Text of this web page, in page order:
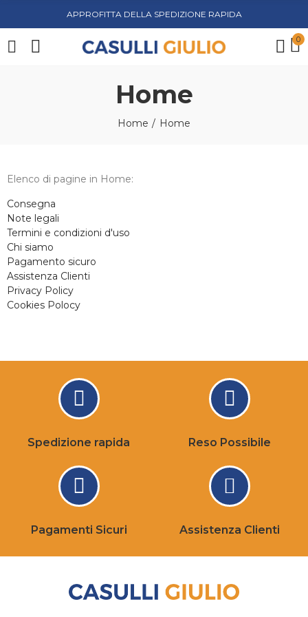
APPROFITTA DELLA SPEDIZIONE RAPIDA
0
Home
Home Home
Elenco di pagine in Home:
Consegna
Note legali
Termini e condizioni d'uso
Chi siamo
Pagamento sicuro
Assistenza Clienti
Privacy Policy
Cookies Polocy
Spedizione rapida Reso Possibile
Pagamenti Sicuri Assistenza Clienti